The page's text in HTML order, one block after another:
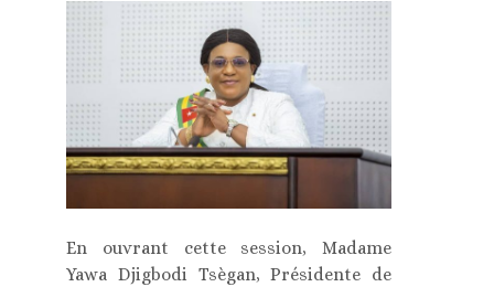
En ouvrant cette session, Madame
Yawa Djigbodi Tsègan, Présidente de